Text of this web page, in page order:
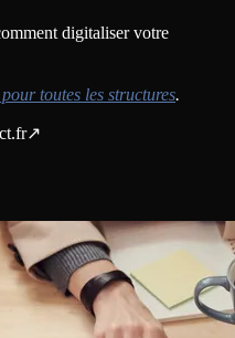
digitaliser votre
toutes les structures.
↗